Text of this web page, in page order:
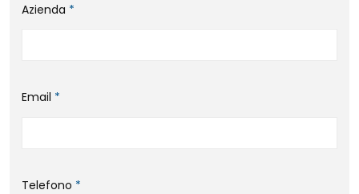
Azienda *
Email *
Telefono *